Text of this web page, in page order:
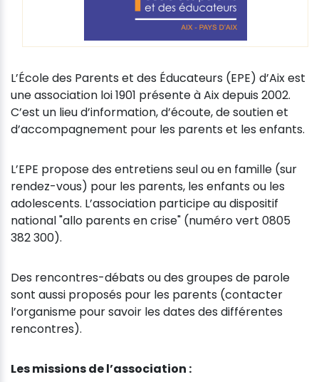
L’École des Parents et des Éducateurs (EPE) d’Aix est
une association loi 1901 présente à Aix depuis 2002.
C’est un lieu d’information, d’écoute, de soutien et
d’accompagnement pour les parents et les enfants.
L’EPE propose des entretiens seul ou en famille (sur
rendez-vous) pour les parents, les enfants ou les
adolescents. L’association participe au dispositif
national "allo parents en crise" (numéro vert 0805
382 300).
Des rencontres-débats ou des groupes de parole
sont aussi proposés pour les parents (contacter
l’organisme pour savoir les dates des différentes
rencontres).
Les missions de l’association :